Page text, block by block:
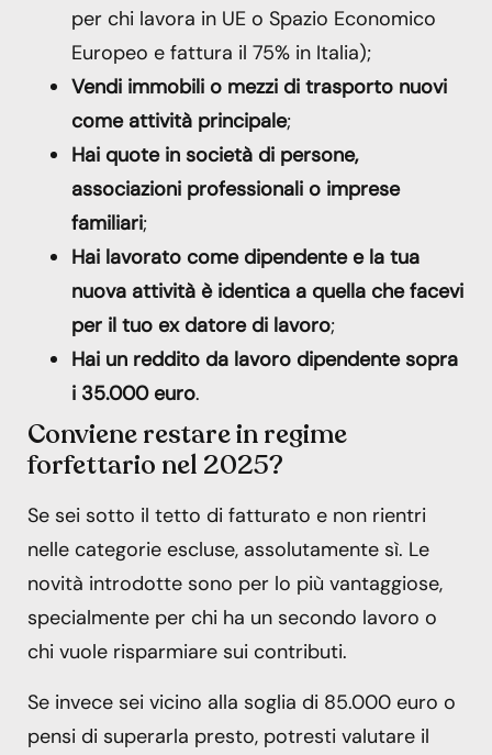
per chi lavora in UE o Spazio Economico
Europeo e fattura il 75% in Italia);
Vendi immobili o mezzi di trasporto nuovi
come attività principale;
Hai quote in società di persone,
associazioni professionali o imprese
familiari;
Hai lavorato come dipendente e la tua
nuova attività è identica a quella che facevi
per il tuo ex datore di lavoro;
Hai un reddito da lavoro dipendente sopra
i 35.000 euro.
Conviene restare in regime
forfettario nel 2025?
Se sei sotto il tetto di fatturato e non rientri
nelle categorie escluse, assolutamente sì. Le
novità introdotte sono per lo più vantaggiose,
specialmente per chi ha un secondo lavoro o
chi vuole risparmiare sui contributi.
Se invece sei vicino alla soglia di 85.000 euro o
pensi di superarla presto, potresti valutare il